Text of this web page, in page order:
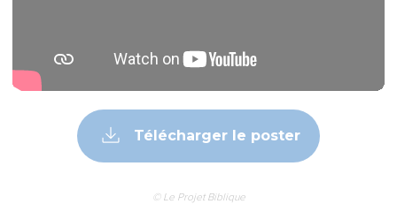
Télécharger le poster
© Le Projet Biblique